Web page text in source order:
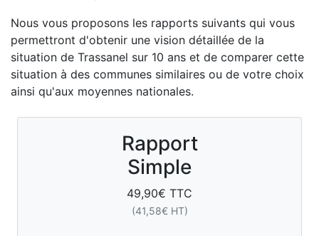
Nous vous proposons les rapports suivants qui vous
permettront d'obtenir une vision détaillée de la
situation de Trassanel sur 10 ans et de comparer cette
situation à des communes similaires ou de votre choix
ainsi qu'aux moyennes nationales.
Rapport
Simple
49,90€ TTC
(41,58€ HT)